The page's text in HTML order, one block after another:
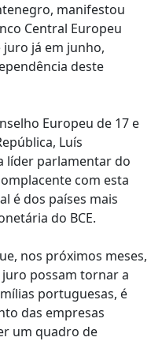
manifestou
Central Europeu
juro já em junho,
deste
Europeu de 17 e
Luís
líder parlamentar do
com esta
é dos países mais
do BCE.
nos próximos meses,
juro possam tornar a
portuguesas, é
das empresas
um quadro de